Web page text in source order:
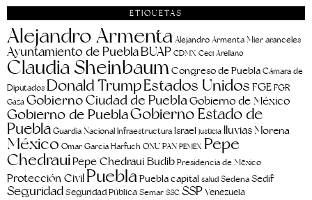
ETIQUETAS
Alejandro Armenta Alejandro Armenta Mier aranceles
Ayuntamiento de PueblaBUAP CDMX Ceci Arellano
Claudia SheinbaumCongreso de Puebla Cámara de
Diputados Donald TrumpEstados Unidos FGEFGR
Gaza Gobierno Ciudad de PueblaGobierno de México
Gobierno de PueblaGobierno Estado de
PueblaGuardia Nacional Infraestructura Israel justicia lluviasMorena
México Omar García Harfuch ONU PAN PEMEX Pepe
ChedrauiPepe Chedraui BudibPresidencia de México
Protección Civil PueblaPuebla capital salud Sedena Sedif
SeguridadSeguridad Pública Semar SSC SSPVenezuela